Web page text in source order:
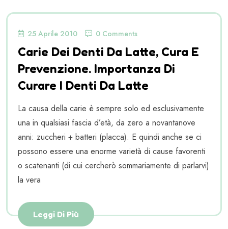
25 Aprile 2010 0 Comments
Carie Dei Denti Da Latte, Cura E
Prevenzione. Importanza Di
Curare I Denti Da Latte
La causa della carie è sempre solo ed esclusivamente
una in qualsiasi fascia d’età, da zero a novantanove
anni: zuccheri + batteri (placca). E quindi anche se ci
possono essere una enorme varietà di cause favorenti
o scatenanti (di cui cercherò sommariamente di parlarvi)
la vera
Leggi Di Più